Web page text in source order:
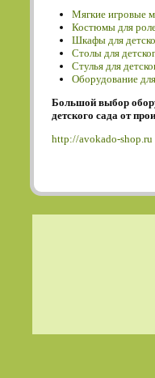
Мягкие игровые
Костюмы для
Шкафы для
Столы для
Cтулья для
Оборудование
Большой выбор
детского сада от
http://avokado-shop.ru